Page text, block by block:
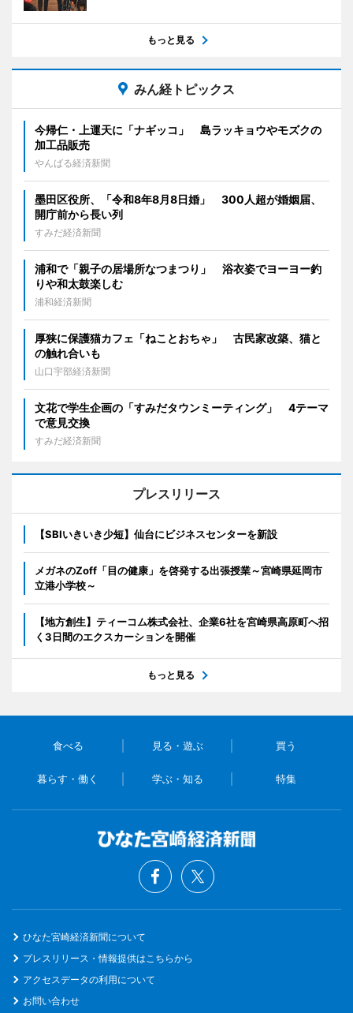
もっと見る
みん経トピックス
今帰仁・上運天に「ナギッコ」 島ラッキョウやモズクの
加工品販売
やんばる経済新聞
墨田区役所、「令和8年8月8日婚」 300人超が婚姻届、
開庁前から長い列
すみだ経済新聞
浦和で「親子の居場所なつまつり」 浴衣姿でヨーヨー釣
りや和太鼓楽しむ
浦和経済新聞
厚狭に保護猫カフェ「ねことおちゃ」 古民家改築、猫と
の触れ合いも
山口宇部経済新聞
文花で学生企画の「すみだタウンミーティング」 4テーマ
で意見交換
すみだ経済新聞
プレスリリース
【SBIいきいき少短】仙台にビジネスセンターを新設
メガネのZoff「目の健康」を啓発する出張授業～宮崎県延岡市
立港小学校～
【地方創生】ティーコム株式会社、企業6社を宮崎県高原町へ招
く3日間のエクスカーションを開催
もっと見る
食べる 見る・遊ぶ 買う
暮らす・働く 学ぶ・知る 特集
ひなた宮崎経済新聞について
プレスリリース・情報提供はこちらから
アクセスデータの利用について
お問い合わせ